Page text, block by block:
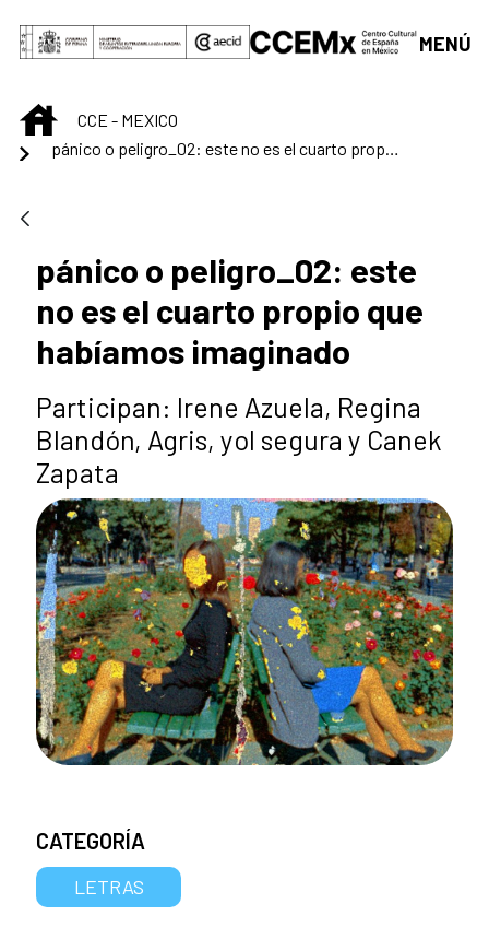
Saltar al contenido principal
MENÚ
INICIOCCE - MEXICO
pánico o peligro_02: este no es el cuarto propio que habíamos imaginado
pánico o peligro_02: este
no es el cuarto propio que
habíamos imaginado
Participan: Irene Azuela, Regina
Blandón, Agris, yol segura y Canek
Zapata
CATEGORÍA
LETRAS